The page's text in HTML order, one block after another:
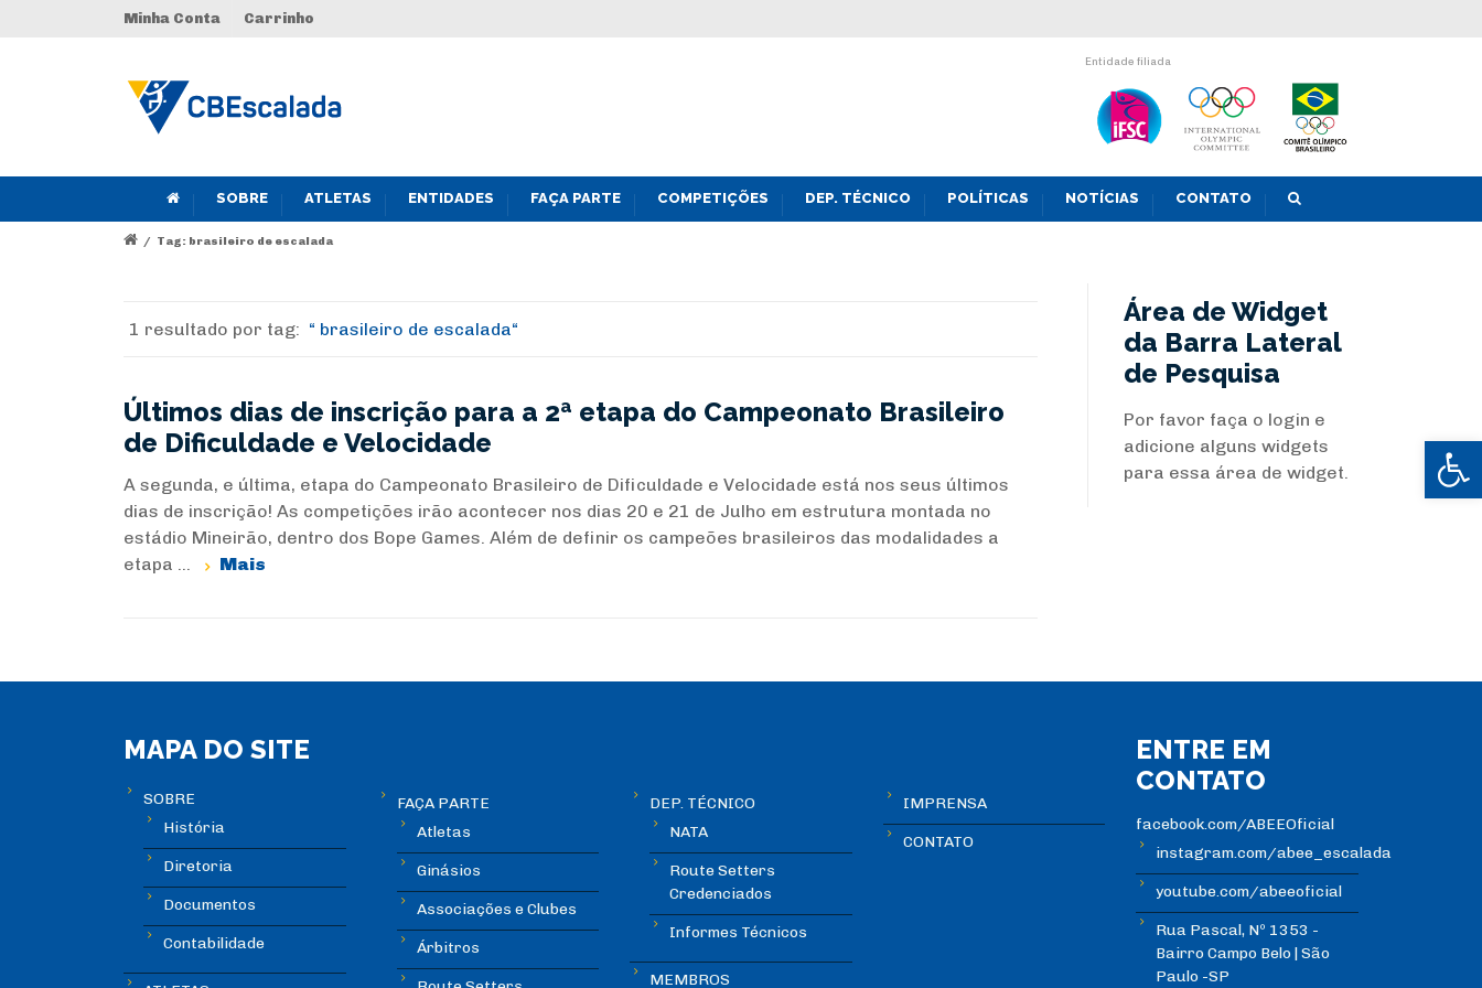
Abrir
Minha Conta Carrinho
Entidade filiada
SOBRE ATLETAS ENTIDADES FAÇA PARTE COMPETIÇÕES DEP. TÉCNICO POLÍTICAS NOTÍCIAS CONTATO
/ Tag: brasileiro de escalada
1 resultado por tag: brasileiro de escalada
Últimos dias de inscrição para a 2ª etapa do Campeonato Brasileiro
de Dificuldade e Velocidade
A segunda, e última, etapa do Campeonato Brasileiro de Dificuldade e Velocidade está nos seus últimos
dias de inscrição! As competições irão acontecer nos dias 20 e 21 de Julho em estrutura montada no
estádio Mineirão, dentro dos Bope Games. Além de definir os campeões brasileiros das modalidades a
etapa ...
Mais
Área de Widget
da Barra Lateral
de Pesquisa
Por favor faça o login e
adicione alguns widgets
para essa área de widget.
MAPA DO SITE
SOBRE
História
Diretoria
Documentos
Contabilidade
FAÇA PARTE
Atletas
Ginásios
Associações e Clubes
Árbitros
DEP. TÉCNICO
NATA
Route Setters
Credenciados
Informes Técnicos
MEMBROS
IMPRENSA
CONTATO
ENTRE EM
CONTATO
facebook.com/ABEEOficial
instagram.com/abee_escalada
youtube.com/abeeoficial
Rua Pascal, Nº 1353 -
Bairro Campo Belo | São
Paulo -SP